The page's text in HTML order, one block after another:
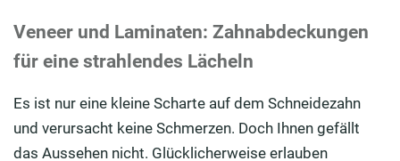
Veneer und Laminaten: Zahnabdeckungen
für eine strahlendes Lächeln
Es ist nur eine kleine Scharte auf dem Schneidezahn
und verursacht keine Schmerzen. Doch Ihnen gefällt
das Aussehen nicht. Glücklicherweise erlauben